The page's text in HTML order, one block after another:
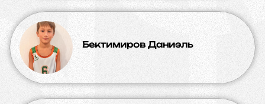
Бектимиров Даниэль